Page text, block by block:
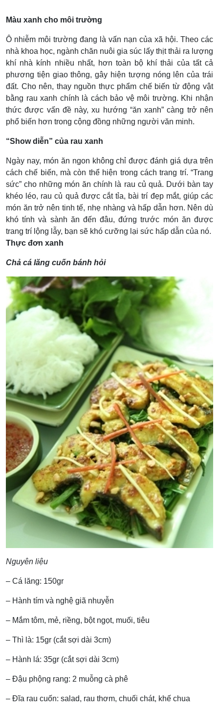
Màu xanh cho môi trường
Ô nhiễm môi trường đang là vấn nạn của xã hội. Theo các
nhà khoa học, ngành chăn nuôi gia súc lấy thịt thải ra lượng
khí nhà kính nhiều nhất, hơn toàn bộ khí thải của tất cả
phương tiện giao thông, gây hiện tượng nóng lên của trái
đất. Cho nên, thay nguồn thực phẩm chế biến từ động vật
bằng rau xanh chính là cách bảo vệ môi trường. Khi nhận
thức được vấn đề này, xu hướng “ăn xanh” càng trở nên
phổ biến hơn trong cộng đồng những người văn minh.
“Show diễn” của rau xanh
Ngày nay, món ăn ngon không chỉ được đánh giá dựa trên
cách chế biến, mà còn thể hiện trong cách trang trí. “Trang
sức” cho những món ăn chính là rau củ quả. Dưới bàn tay
khéo léo, rau củ quả được cắt tỉa, bài trí đẹp mắt, giúp các
món ăn trở nên tinh tế, nhẹ nhàng và hấp dẫn hơn. Nên dù
khó tính và sành ăn đến đâu, đứng trước món ăn được
trang trí lộng lẫy, bạn sẽ khó cưỡng lại sức hấp dẫn của nó.
Thực đơn xanh
Chả cá lăng cuốn bánh hỏi
Nguyên liệu
– Cá lăng: 150gr
– Hành tím và nghệ giã nhuyễn
– Mắm tôm, mẻ, riềng, bột ngọt, muối, tiêu
– Thì là: 15gr (cắt sợi dài 3cm)
– Hành lá: 35gr (cắt sợi dài 3cm)
– Đậu phộng rang: 2 muỗng cà phê
– Đĩa rau cuốn: salad, rau thơm, chuối chát, khế chua